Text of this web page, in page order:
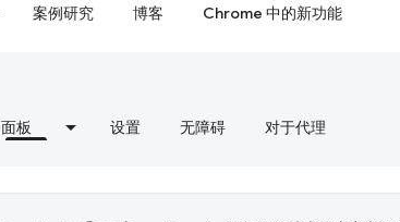
案例研究 博客 Chrome 中的新功能
面板 设置 无障碍 对于代理